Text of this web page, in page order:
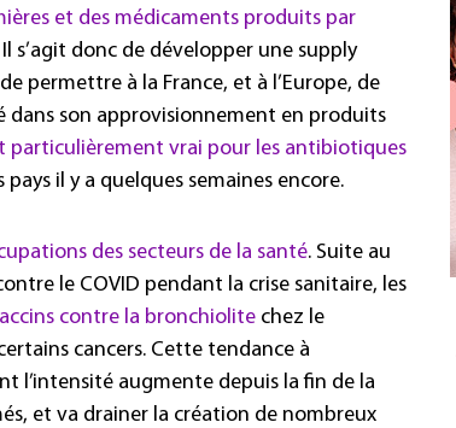
et des médicaments produits par
s’agit donc de développer une supply
permettre à la France, et à l’Europe, de
son approvisionnement en produits
particulièrement vrai pour les antibiotiques
il y a quelques semaines encore.
des secteurs de la santé. Suite au
le COVID pendant la crise sanitaire, les
contre la bronchiolite chez le
cancers. Cette tendance à
l’intensité augmente depuis la fin de la
et va drainer la création de nombreux